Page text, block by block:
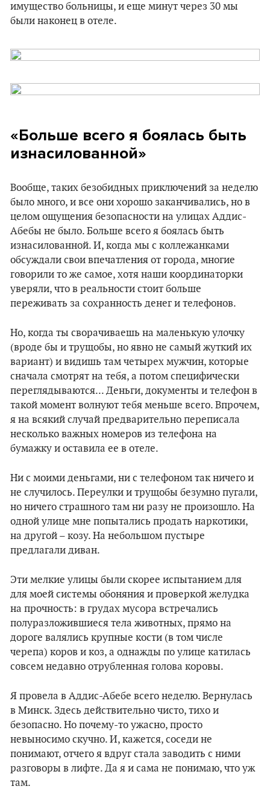
имущество больницы, и еще минут через 30 мы
были наконец в отеле.
«Больше всего я боялась быть
изнасилованной»
Вообще, таких безобидных приключений за неделю
было много, и все они хорошо заканчивались, но в
целом ощущения безопасности на улицах Аддис-
Абебы не было. Больше всего я боялась быть
изнасилованной. И, когда мы с коллежанками
обсуждали свои впечатления от города, многие
говорили то же самое, хотя наши координаторки
уверяли, что в реальности стоит больше
переживать за сохранность денег и телефонов.
Но, когда ты сворачиваешь на маленькую улочку
(вроде бы и трущобы, но явно не самый жуткий их
вариант) и видишь там четырех мужчин, которые
сначала смотрят на тебя, а потом специфически
переглядываются... Деньги, документы и телефон в
такой момент волнуют тебя меньше всего. Впрочем,
я на всякий случай предварительно переписала
несколько важных номеров из телефона на
бумажку и оставила ее в отеле.
Ни с моими деньгами, ни с телефоном так ничего и
не случилось. Переулки и трущобы безумно пугали,
но ничего страшного там ни разу не произошло. На
одной улице мне попытались продать наркотики,
на другой – козу. На небольшом пустыре
предлагали диван.
Эти мелкие улицы были скорее испытанием для
для моей системы обоняния и проверкой желудка
на прочность: в грудах мусора встречались
полуразложившиеся тела животных, прямо на
дороге валялись крупные кости (в том числе
черепа) коров и коз, а однажды по улице катилась
совсем недавно отрубленная голова коровы.
Я провела в Аддис-Абебе всего неделю. Вернулась
в Минск. Здесь действительно чисто, тихо и
безопасно. Но почему-то ужасно, просто
невыносимо скучно. И, кажется, соседи не
понимают, отчего я вдруг стала заводить с ними
разговоры в лифте. Да я и сама не понимаю, что уж
там.